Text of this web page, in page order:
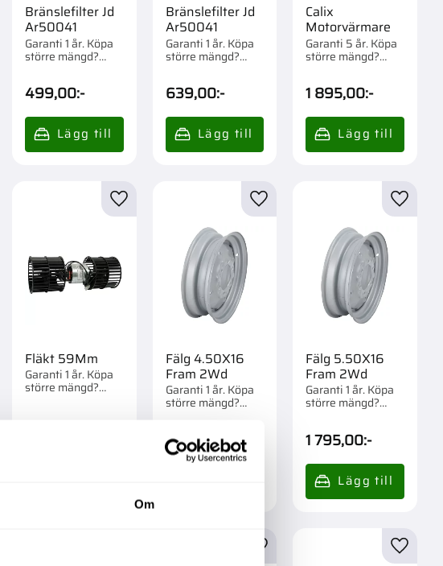
Om
Bränslefilter Jd
Ar50041
Garanti 1 år. Köpa
större mängd?
Förpackad om 1/12
499,00:-
Bränslefilter Jd
Ar50041
Garanti 1 år. Köpa
större mängd?
Förpackad om 1/12
639,00:-
Calix
Motorvärmare
Garanti 5 år. Köpa
större mängd?
Förpackad om 1/10
1 895,00:-
till i favoriter
Fläkt 59Mm
Garanti 1 år. Köpa
större mängd?
Lägg till i favoriter
Fälg 4.50X16
Fram 2Wd
Garanti 1 år. Köpa
större mängd?
1 395,00:-
Lägg till i favoriter
Fälg 5.50X16
Fram 2Wd
Garanti 1 år. Köpa
större mängd?
1 795,00:-
Lägg
Lägg till i favoriter Lägg